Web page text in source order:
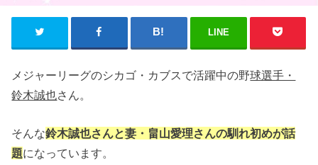
LINE
メジャーリーグのシカゴ・カブスで活躍中の野球選手・
鈴木誠也さん。
そんな鈴木誠也さんと妻・畠山愛理さんの馴れ初めが話
題になっています。